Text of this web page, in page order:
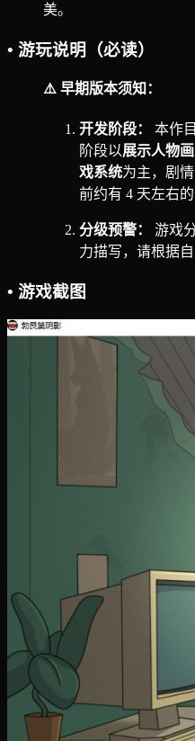
美。
• 游玩说明（必读）
⚠️ 早期版本须知：
开发阶段：
本作
阶段以展示人物
戏系统为主，剧
前约有 4 天左右的
分级预警： 游戏
力描写，请根据
• 游戏截图